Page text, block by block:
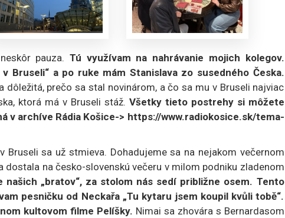
pauza.Tú využívam na nahrávanie mojich kolegov.
Bruseli“ a po ruke mám Stanislava zo susedného Česka.
dôležitá, prečo sa stal novinárom, a čo sa mu v Bruseli najviac
ktorá má v Bruseli stáž. Všetky tieto postrehy si môžete
v archíve Rádia Košice-> https://www.radiokosice.sk/tema-
Bruseli sa už stmieva. Dohadujeme sa na nejakom večernom
dostala na česko-slovenskú večeru v milom podniku zladenom
našich „bratov“, za stolom nás sedí približne osem. Tento
pesničku od Neckařa „Tu kytaru jsem koupil kvůli tobě“.
kultovom filme Pelíšky. Nimai sa zhovára s Bernardasom